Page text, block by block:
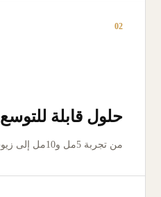
02
حلول قابلة للتوسع
من تجربة 5مل و10مل إلى زيوت 1 لتر وأجهزة التعطير.